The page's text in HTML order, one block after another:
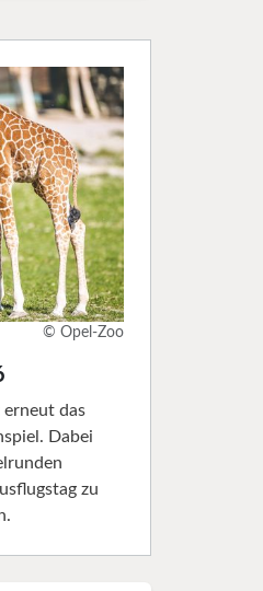
© Opel-Zoo
das
Dabei
zu